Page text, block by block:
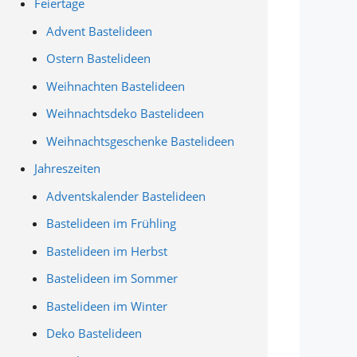
Feiertage
Advent Bastelideen
Ostern Bastelideen
Weihnachten Bastelideen
Weihnachtsdeko Bastelideen
Weihnachtsgeschenke Bastelideen
Jahreszeiten
Adventskalender Bastelideen
Bastelideen im Frühling
Bastelideen im Herbst
Bastelideen im Sommer
Bastelideen im Winter
Deko Bastelideen